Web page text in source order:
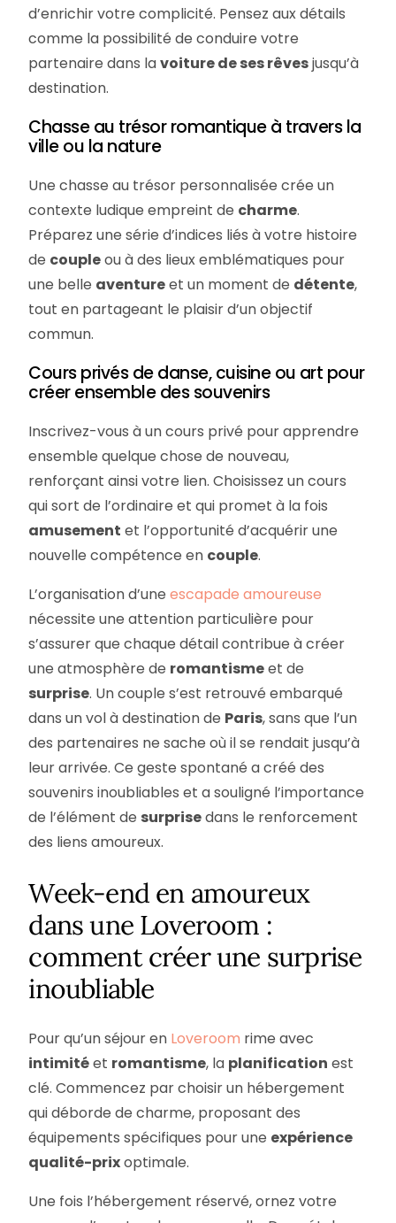
d’enrichir votre complicité. Pensez aux détails
comme la possibilité de conduire votre
partenaire dans lavoiture de ses rêvesjusqu’à
destination.
Chasse au trésor romantique à travers la
ville ou la nature
Une chasse au trésor personnalisée crée un
contexte ludique empreint de charme.
Préparez une série d’indices liés à votre histoire
de coupleou à des lieux emblématiques pour
une belle aventureet un moment de détente,
tout en partageant le plaisir d’un objectif
commun.
Cours privés de danse, cuisine ou art pour
créer ensemble des souvenirs
Inscrivez-vous à un cours privé pour apprendre
ensemble quelque chose de nouveau,
renforçant ainsi votre lien. Choisissez un cours
qui sort de l’ordinaire et qui promet à la fois
amusement et l’opportunité d’acquérir une
nouvelle compétence en couple.
L’organisation d’uneescapade amoureuse
nécessite une attention particulière pour
s’assurer que chaque détail contribue à créer
une atmosphère de romantismeet de
surprise. Un couple s’est retrouvé embarqué
dans un vol à destination de Paris, sans que l’un
des partenaires ne sache où il se rendait jusqu’à
leur arrivée. Ce geste spontané a créé des
souvenirs inoubliables et a souligné l’importance
de l’élément de surprisedans le renforcement
des liens amoureux.
Week-end en amoureux
dans une Loveroom :
comment créer une surprise
inoubliable
Pour qu’un séjour en Loveroom rime avec
intimitéet romantisme, la planification est
clé. Commencez par choisir un hébergement
qui déborde de charme, proposant des
équipements spécifiques pour une expérience
qualité-prixoptimale.
Une fois l’hébergement réservé, ornez votre